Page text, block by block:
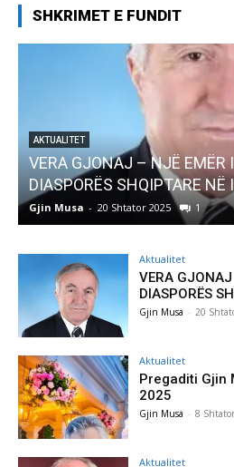
SHKRIMET E FUNDIT
I NJOHUR I
NË ITALI
Gjin
Aktualitet
VERA
DIASPORËS
Gjin Musa - 20
Aktualitet
Pregaditi Gjin
2025
Gjin Musa - 8
Aktualitet